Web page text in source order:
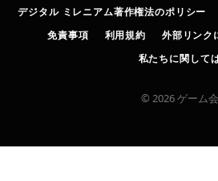
デジタル ミレニアム著作権法のポリシー
免責事項
利用規約
外部リンク
私たちに関して
© 2026 ゲーム会